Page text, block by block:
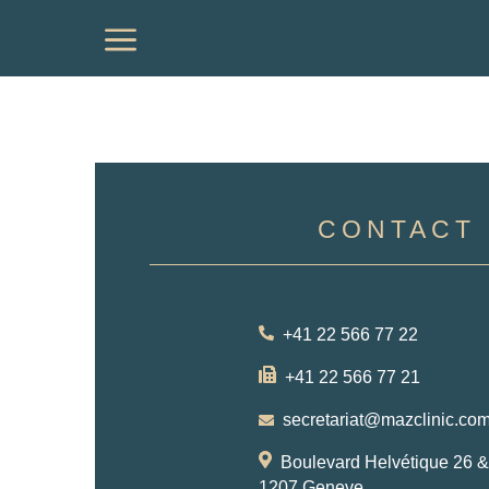
a
CONTACT
+41 22 566 77 22
+41 22 566 77 21
Boulevard Helvétique 26